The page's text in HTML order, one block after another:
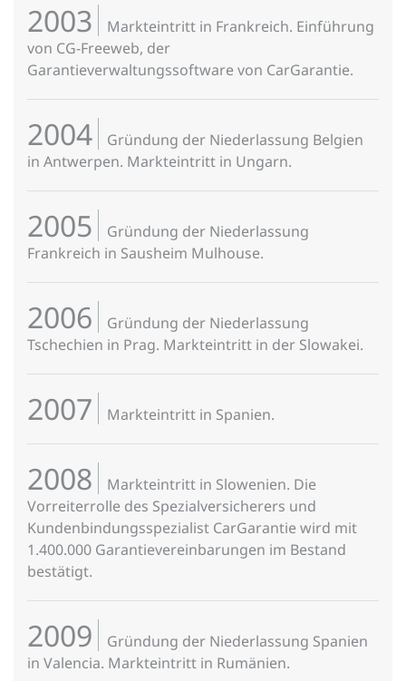
2003
Markteintritt in Frankreich. Einführung
von CG-Freeweb, der
Garantieverwaltungssoftware von CarGarantie.
2004
Gründung der Niederlassung Belgien
in Antwerpen. Markteintritt in Ungarn.
2005
Gründung der Niederlassung
Frankreich in Sausheim Mulhouse.
2006
Gründung der Niederlassung
Tschechien in Prag. Markteintritt in der Slowakei.
2007 Markteintritt in Spanien.
2008
Markteintritt in Slowenien. Die
Vorreiterrolle des Spezialversicherers und
Kundenbindungsspezialist CarGarantie wird mit
1.400.000 Garantievereinbarungen im Bestand
bestätigt.
2009
Gründung der Niederlassung Spanien
in Valencia. Markteintritt in Rumänien.